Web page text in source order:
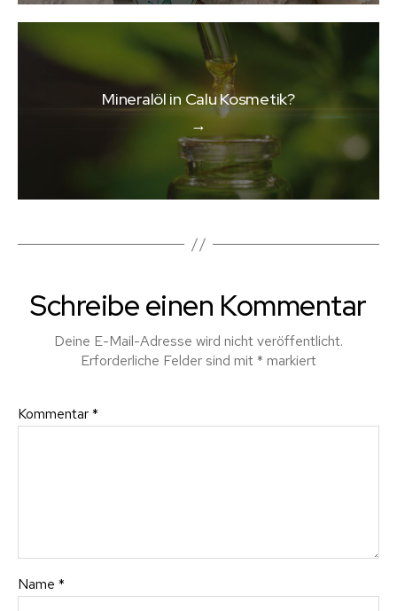
→
Mineralöl in Calu Kosmetik?
Schreibe einen Kommentar
Deine E-Mail-Adresse wird nicht veröffentlicht.
Erforderliche Felder sind mit* markiert
Kommentar*
Name *